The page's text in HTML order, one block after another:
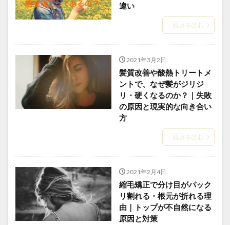
違い
続きを読む
2021年3月2日
髪質改善や酸熱トリートメ
ントで、なぜ髪がジリジ
リ・硬くなるのか？｜失敗
の原因と現実的な向き合い
方
続きを読む
2021年2月4日
縮毛矯正で分け目がパック
リ割れる・根元が折れる理
由｜トップが不自然になる
原因と対策
メンテナンス
中学の校則対策
予約表の仕組み
低価格サロンの闇
公式LINE
再生毛の縮毛矯正
前髪縮毛矯正
前髪縮毛矯正の失敗
医療と美容の架け橋
同時施術
回復美容
回復美容と髪質研究
回復美容の理念
地毛風ストレート
家族との絆
当日予約
復学 思春期
抗がん剤
抗がん剤後の髪質変化
抗がん剤治療後の縮毛矯正
抗がん剤治療後の髪
抗がん剤脱毛
持続力
教育
施術時間短縮
日常回復
時間が経っても扱いやすい髪
本当に？